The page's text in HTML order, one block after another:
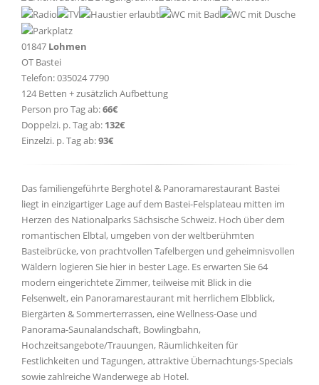
01847 Lohmen
OT Bastei
Telefon: 035024 7790
124 Betten + zusätzlich Aufbettung
Person pro Tag ab:66€
Doppelzi. p. Tag ab: 132€
Einzelzi. p. Tag ab:93€
Das familiengeführte Berghotel & Panoramarestaurant Bastei
liegt in einzigartiger Lage auf dem Bastei-Felsplateau mitten im
Herzen des Nationalparks Sächsische Schweiz. Hoch über dem
romantischen Elbtal, umgeben von der weltberühmten
Basteibrücke, von prachtvollen Tafelbergen und geheimnisvollen
Wäldern logieren Sie hier in bester Lage. Es erwarten Sie 64
modern eingerichtete Zimmer, teilweise mit Blick in die
Felsenwelt, ein Panoramarestaurant mit herrlichem Elbblick,
Biergärten & Sommerterrassen, eine Wellness-Oase und
Panorama-Saunalandschaft, Bowlingbahn,
Hochzeitsangebote/Trauungen, Räumlichkeiten für
Festlichkeiten und Tagungen, attraktive Übernachtungs-Specials
sowie zahlreiche Wanderwege ab Hotel.